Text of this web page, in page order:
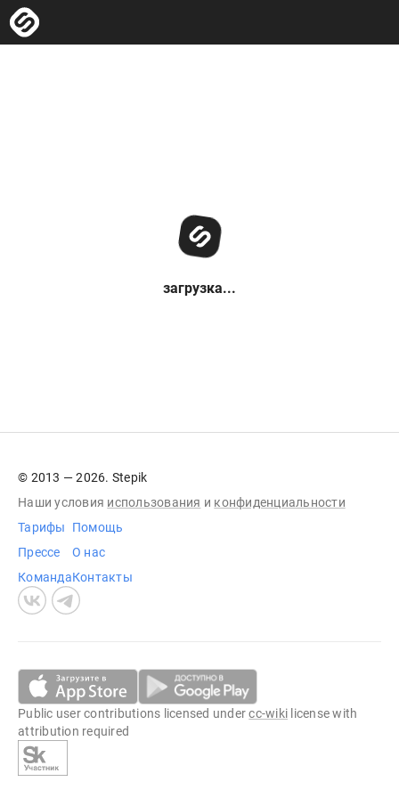
загрузка...
© 2013 — 2026. Stepik
Наши условия использования и конфиденциальности
Тарифы
Прессе
Команда
Помощь
О нас
Контакты
Public user contributions licensed undercc-wiki license with
attribution required